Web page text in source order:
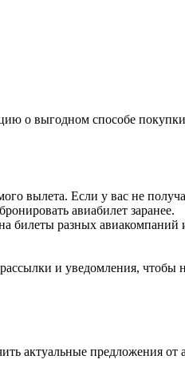
о выгодном способе
вылета. Если у вас не
авиабилет заранее.
билеты разных
и уведомления, чтобы
актуальные предложения от